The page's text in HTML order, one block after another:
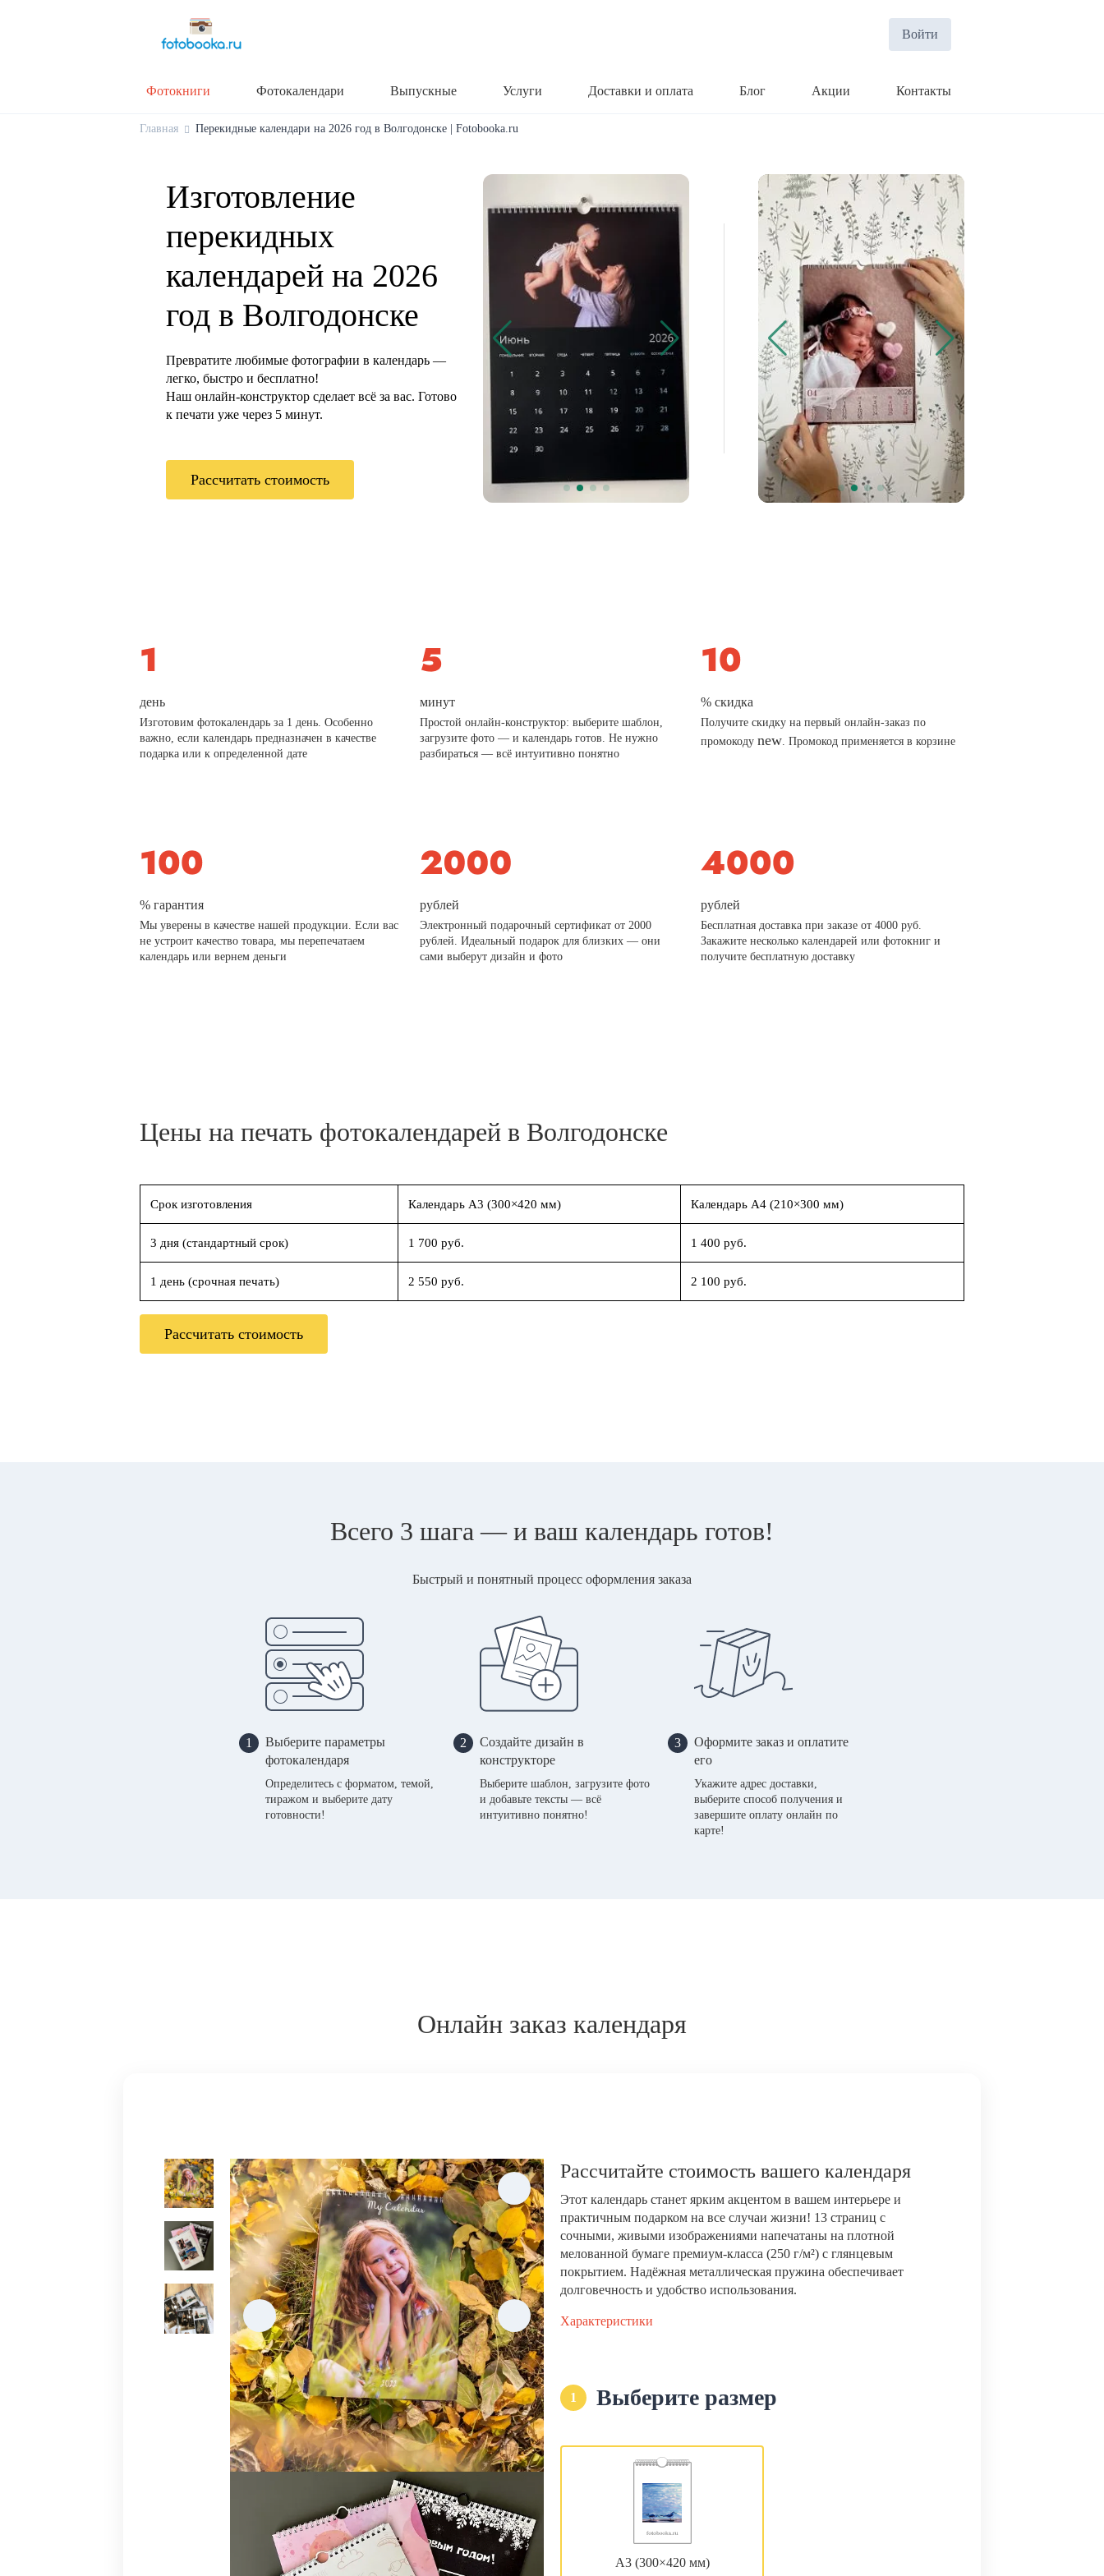
Войти
Фотокниги Фотокалендари Выпускные Услуги Доставки и оплата Блог Акции Контакты
Главная Перекидные календари на 2026 год в Волгодонске | Fotobooka.ru
Изготовление
перекидных
календарей на 2026
год в Волгодонске
Превратите любимые фотографии в календарь —
легко, быстро и бесплатно!
Наш онлайн-конструктор сделает всё за вас. Готово
к печати уже через 5 минут.
Рассчитать стоимость
день
Изготовим фотокалендарь за 1 день. Особенно
важно, если календарь предназначен в качестве
подарка или к определенной дате
минут
Простой онлайн-конструктор: выберите шаблон,
загрузите фото — и календарь готов. Не нужно
разбираться — всё интуитивно понятно
% скидка
Получите скидку на первый онлайн-заказ по
промокоду new. Промокод применяется в корзине
% гарантия
Мы уверены в качестве нашей продукции. Если вас
не устроит качество товара, мы перепечатаем
календарь или вернем деньги
рублей
Электронный подарочный сертификат от 2000
рублей. Идеальный подарок для близких — они
сами выберут дизайн и фото
рублей
Бесплатная доставка при заказе от 4000 руб.
Закажите несколько календарей или фотокниг и
получите бесплатную доставку
Цены на печать фотокалендарей в Волгодонске
Срок изготовления Календарь А3 (300×420 мм) Календарь А4 (210×300 мм)
3 дня (стандартный срок) 1 700 руб. 1 400 руб.
1 день (срочная печать) 2 550 руб. 2 100 руб.
Рассчитать стоимость
Всего 3 шага — и ваш календарь готов!
Быстрый и понятный процесс оформления заказа
1
Выберите параметры
фотокалендаря
Определитесь с форматом, темой,
тиражом и выберите дату
готовности!
2
Создайте дизайн в
конструкторе
Выберите шаблон, загрузите фото
и добавьте тексты — всё
интуитивно понятно!
3
Оформите заказ и оплатите
его
Укажите адрес доставки,
выберите способ получения и
завершите оплату онлайн по
карте!
Онлайн заказ календаря
Рассчитайте стоимость вашего календаря
Этот календарь станет ярким акцентом в вашем интерьере и
практичным подарком на все случаи жизни! 13 страниц с
сочными, живыми изображениями напечатаны на плотной
мелованной бумаге премиум-класса (250 г/м²) с глянцевым
покрытием. Надёжная металлическая пружина обеспечивает
долговечность и удобство использования.
Характеристики
1 Выберите размер
А3 (300×420 мм)